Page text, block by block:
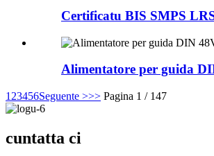
Certificatu BIS SMPS
Alimentatore per guida
1 23456Seguente >>> Pagina 1 / 147
cuntatta ci